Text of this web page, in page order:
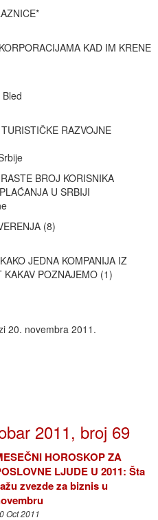
KAD IM KRENE
RAZVOJNE
BROJ KORISNIKA
U SRBIJI
(8)
JEDNA KOMPANIJA IZ
POZNAJEMO (1)
20. novembra 2011.
2011, broj 69
HOROSKOP ZA
LJUDE U 2011: Šta
zvezde za biznis u
Oct 2011